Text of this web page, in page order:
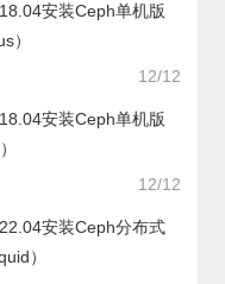
安装Ceph单机版
）
12/12
安装Ceph单机版
12/12
安装Ceph分布式
）